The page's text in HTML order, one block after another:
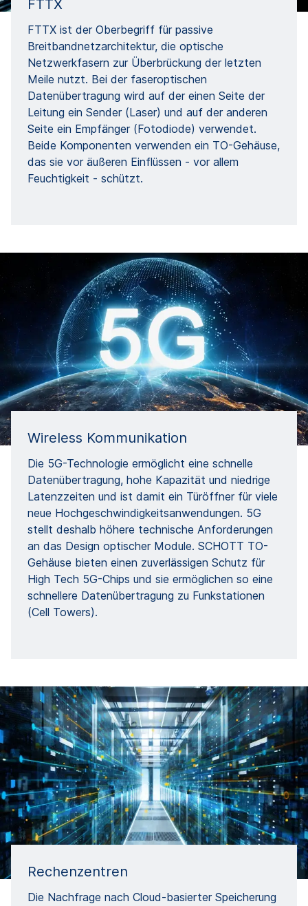
FTTX
FTTX ist der Oberbegriff für passive
Breitbandnetzarchitektur, die optische
Netzwerkfasern zur Überbrückung der letzten
Meile nutzt. Bei der faseroptischen
Datenübertragung wird auf der einen Seite der
Leitung ein Sender (Laser) und auf der anderen
Seite ein Empfänger (Fotodiode) verwendet.
Beide Komponenten verwenden ein TO-Gehäuse,
das sie vor äußeren Einflüssen - vor allem
Feuchtigkeit - schützt.
Wireless Kommunikation
Die 5G-Technologie ermöglicht eine schnelle
Datenübertragung, hohe Kapazität und niedrige
Latenzzeiten und ist damit ein Türöffner für viele
neue Hochgeschwindigkeitsanwendungen. 5G
stellt deshalb höhere technische Anforderungen
an das Design optischer Module. SCHOTT TO-
Gehäuse bieten einen zuverlässigen Schutz für
High Tech 5G-Chips und sie ermöglichen so eine
schnellere Datenübertragung zu Funkstationen
(Cell Towers).
Rechenzentren
Die Nachfrage nach Cloud-basierter Speicherung